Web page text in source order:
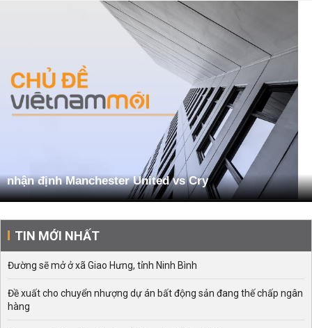
nhận định Manchester United vs Cry
TIN MỚI NHẤT
Đường sẽ mở ở xã Giao Hưng, tỉnh Ninh Bình
Đề xuất cho chuyển nhượng dự án bất động sản đang thế chấp ngân
hàng